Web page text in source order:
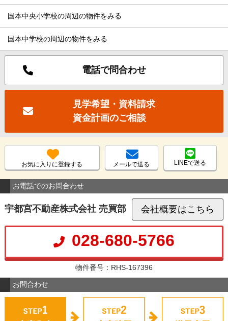
国本中央小学校の周辺の物件をみる
国本中学校の周辺の物件をみる
電話で問合わせ
見学希望・資料請求
資金計画のご相談
お気に入りに登録する メールで送る LINEで送る
お電話でのお問合わせ
宇都宮不動産株式会社 売買部 会社概要はこちら
028-680-5766
物件番号：RHS-167396
お問合わせ